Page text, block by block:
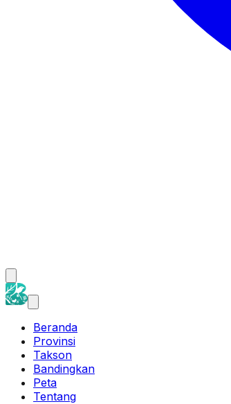
Beranda
Provinsi
Takson
Bandingkan
Peta
Tentang